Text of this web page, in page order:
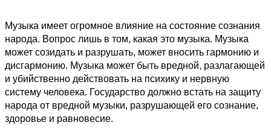
Музыка имеет огромное влияние на состояние сознания
народа. Вопрос лишь в том, какая это музыка. Музыка
может созидать и разрушать, может вносить гармонию и
дисгармонию. Музыка может быть вредной, разлагающей
и убийственно действовать на психику и нервную
систему человека. Государство должно встать на защиту
народа от вредной музыки, разрушающей его сознание,
здоровье и равновесие.